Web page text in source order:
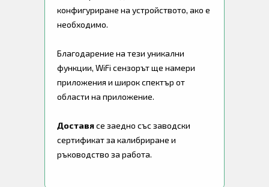
конфигуриране на устройството, ако е
необходимо.
Благодарение на тези уникални
функции, WiFi сензорът ще намери
приложения и широк спектър от
области на приложение.
Доставясе заедно със заводски
сертификат за калибриране и
ръководство за работа.